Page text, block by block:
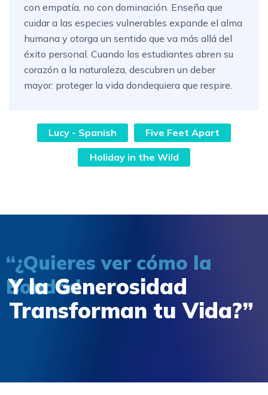
con empatía, no con dominación. Enseña que
cuidar a las especies vulnerables expande el alma
humana y otorga un sentido que va más allá del
éxito personal. Cuando los estudiantes abren su
corazón a la naturaleza, descubren un deber
mayor: proteger la vida dondequiera que respire.
Lucy - Spanish Five Feet Apart
Holiday in the Wild
“¿Quieres ver cómo la
Bondad
Y la Generosidad
Transforman tu Vida?”